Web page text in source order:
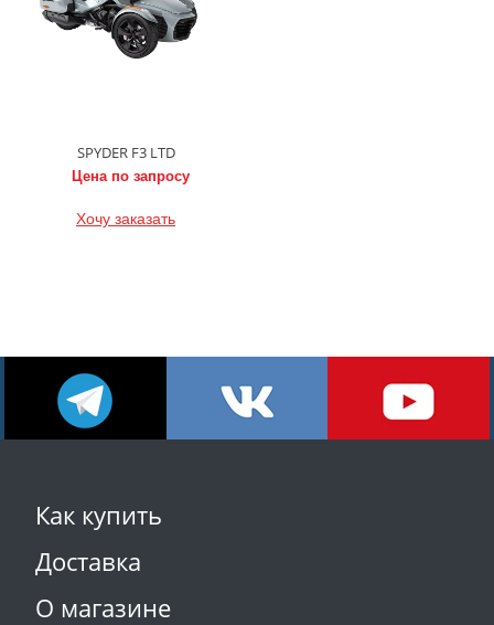
SPYDER F3 LTD
Цена по запросу
Хочу заказать
Как купить
Доставка
О магазине